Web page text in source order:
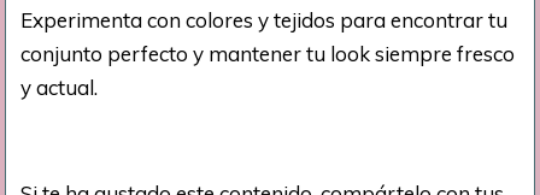
Experimenta con colores y tejidos para encontrar tu
conjunto perfecto y mantener tu look siempre fresco
y actual.